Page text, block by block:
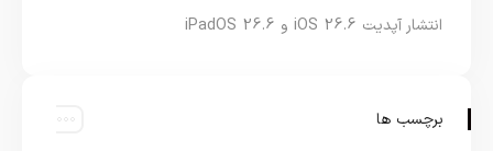
انتشار آپدیت iOS 26.6 و iPadOS 26.6
برچسب ها